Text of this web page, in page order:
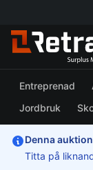
Entreprenad
Jordbruk
Denna
Titta på